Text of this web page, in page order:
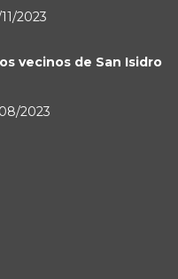
2023
vecinos de San Isidro
2023